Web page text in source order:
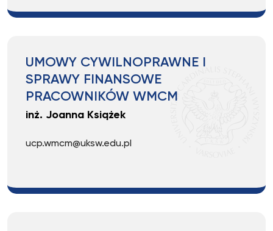
UMOWY CYWILNOPRAWNE I
SPRAWY FINANSOWE
PRACOWNIKÓW WMCM
inż. Joanna Książek
ucp.wmcm@uksw.edu.pl